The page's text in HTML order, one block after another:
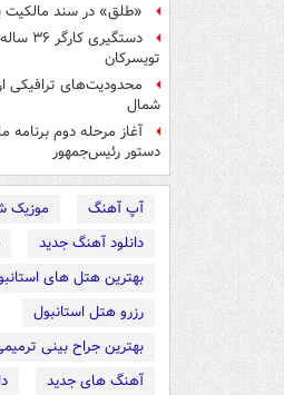
«طلق» در سند
تویسرکان
محدودیت‌های ترافیکی
شمال‌
آغاز مرحله دوم برنامه
دستور رئیس‌جمهور
آپ آهنگ
موزیک
دانلود آهنگ جدید
بهترین هتل های
رزرو هتل استانبول
بهترین جراح بینی
آهنگ های جدید